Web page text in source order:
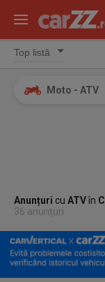
Moto - ATV
Anunțuri cuATVîn
36 anunțuri